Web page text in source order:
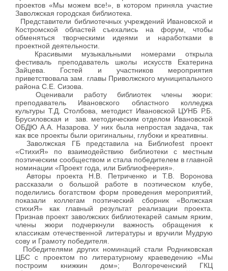
проектов «Мы можем все!», в котором приняла участие
Заволжская городская библиотека.
Представители библиотечных учреждений Ивановской и
Костромской областей съехались на форум, чтобы
обменяться творческими идеями и наработками в
проектной деятельности.
Красивыми музыкальными номерами открыла
фестиваль преподаватель школы искусств Екатерина
Зайцева. Гостей и участников мероприятия
приветствовала зам. главы Приволжского муниципального
района С.Е. Сизова.
Оценивали работу библиотек члены жюри:
преподаватель Ивановского областного колледжа
культуры Т.Д. Столбова, методист Ивановской ЦУНБ Р.Б.
Брусиловская и зав. методическим отделом Ивановской
ОБДЮ А.А. Назарова. У них была непростая задача, так
как все проекты были оригинальны, глубоки и креативны.
Заволжская ГБ представила на Библиоfest
проект
«СтихиЯ» по взаимодействию библиотеки с местным
поэтическим сообществом и стала победителем в главной
номинации «Проект года, или Библиофеерия».
Авторы проекта Н.В. Петриченко и Т.В. Воронова
рассказали о большой работе в поэтическом клубе,
поделились богатством форм проведения мероприятий,
показали коллегам поэтический сборник «Волжская
стихиЯ» как главный результат реализации проекта.
Признав проект заволжских библиотекарей самым ярким,
члены жюри подчеркнули важность обращения к
классикам отечественной литературы и вручили Мудрую
сову и Грамоту победителя.
Победителями других номинаций стали Родниковская
ЦБС с проектом по литературному краеведению «Мы
построим книжкин дом»; Волгореченский ГКЦ